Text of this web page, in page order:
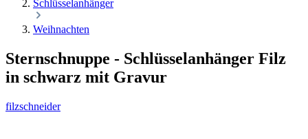
Schlüsselanhänger
Weihnachten
Sternschnuppe - Schlüsselanhänger Filz
in schwarz mit Gravur
filzschneider